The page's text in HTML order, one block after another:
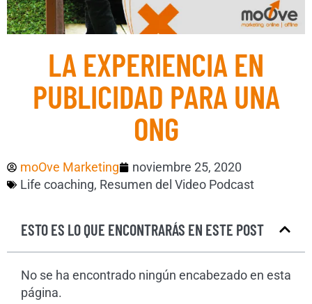
LA EXPERIENCIA EN
PUBLICIDAD PARA UNA
ONG
moOve Marketing
noviembre 25, 2020
Life coaching, Resumen del Video Podcast
ESTO ES LO QUE ENCONTRARÁS EN ESTE POST
No se ha encontrado ningún encabezado en esta
página.